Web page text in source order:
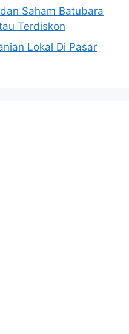
Saham Batubara
Terdiskon
Lokal Di Pasar